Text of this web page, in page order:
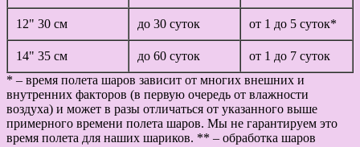
12" 30 см до 30 суток от 1 до 5 суток*
14" 35 см до 60 суток
от 1 до 7 суток
* – время полета шаров зависит от многих внешних и
внутренних факторов (в первую очередь от влажности
воздуха) и может в разы отличаться от указанного выше
примерного времени полета шаров. Мы не гарантируем это
время полета для наших шариков. ** – обработка шаров